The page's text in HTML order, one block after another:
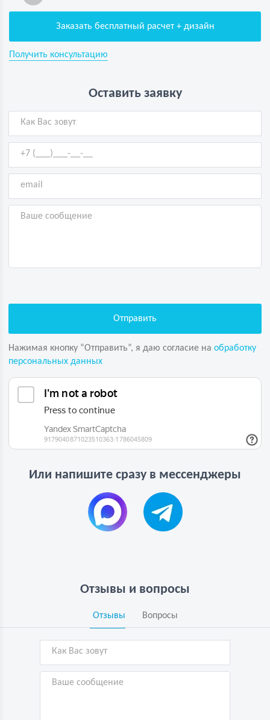
Заказать бесплатный расчет + дизайн
Получить консультацию
Оставить заявку
Нажимая кнопку “Отправить”, я даю согласие на обработку
персональных данных
Или напишите сразу в мессенджеры
Отзывы и вопросы
Отзывы Вопросы